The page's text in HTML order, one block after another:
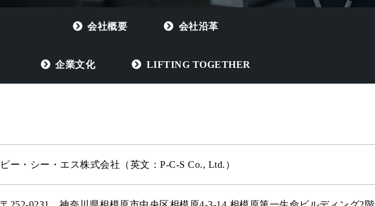
会社概要 会社沿革
企業文化 LIFTING TOGETHER
ピー・シー・エス株式会社 （英文：P-C-S Co., Ltd.）